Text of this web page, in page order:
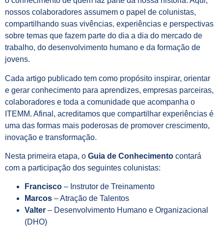
nossos colaboradores assumem o papel de colunistas,
compartilhando suas vivências, experiências e perspectivas
sobre temas que fazem parte do dia a dia do mercado de
trabalho, do desenvolvimento humano e da formação de
jovens.
Cada artigo publicado tem como propósito inspirar, orientar
e gerar conhecimento para aprendizes, empresas parceiras,
colaboradores e toda a comunidade que acompanha o
ITEMM. Afinal, acreditamos que compartilhar experiências é
uma das formas mais poderosas de promover crescimento,
inovação e transformação.
Nesta primeira etapa, o Guia de Conhecimento contará
com a participação dos seguintes colunistas:
Francisco – Instrutor de Treinamento
Marcos – Atração de Talentos
Valter – Desenvolvimento Humano e Organizacional
(DHO)